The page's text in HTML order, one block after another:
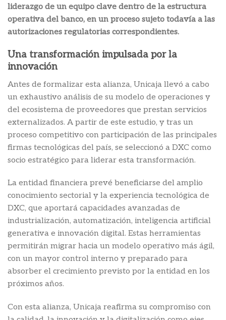
liderazgo de un equipo clave dentro de la estructura
operativa del banco, en un proceso sujeto todavía a las
autorizaciones regulatorias correspondientes.
Una transformación impulsada por la
innovación
Antes de formalizar esta alianza, Unicaja llevó a cabo
un exhaustivo análisis de su modelo de operaciones y
del ecosistema de proveedores que prestan servicios
externalizados. A partir de este estudio, y tras un
proceso competitivo con participación de las principales
firmas tecnológicas del país, se seleccionó a DXC como
socio estratégico para liderar esta transformación.
La entidad financiera prevé beneficiarse del amplio
conocimiento sectorial y la experiencia tecnológica de
DXC, que aportará capacidades avanzadas de
industrialización, automatización, inteligencia artificial
generativa e innovación digital. Estas herramientas
permitirán migrar hacia un modelo operativo más ágil,
con un mayor control interno y preparado para
absorber el crecimiento previsto por la entidad en los
próximos años.
Con esta alianza, Unicaja reafirma su compromiso con